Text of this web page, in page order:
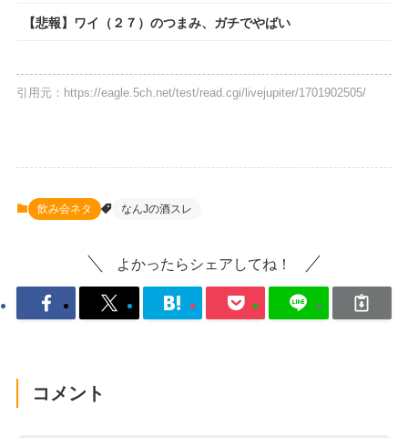
【悲報】ワイ（２７）のつまみ、ガチでやばい
引用元：https://eagle.5ch.net/test/read.cgi/livejupiter/1701902505/
飲み会ネタ なんJの酒スレ
よかったらシェアしてね！
コメント